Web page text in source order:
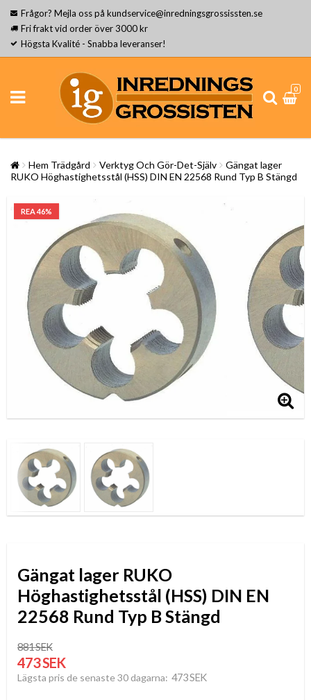
Frågor? Mejla oss på kundservice@inredningsgrossissten.se
Fri frakt vid order över 3000 kr
Högsta Kvalité - Snabba leveranser!
0
Hem Trädgård Verktyg Och Gör-Det-Själv
Gängat lager
RUKO Höghastighetsstål (HSS) DIN EN 22568 Rund Typ B Stängd
REA 46%
Gängat lager RUKO
Höghastighetsstål (HSS) DIN EN
22568 Rund Typ B Stängd
881 SEK
473 SEK
Lägsta pris de senaste 30 dagarna 473 SEK